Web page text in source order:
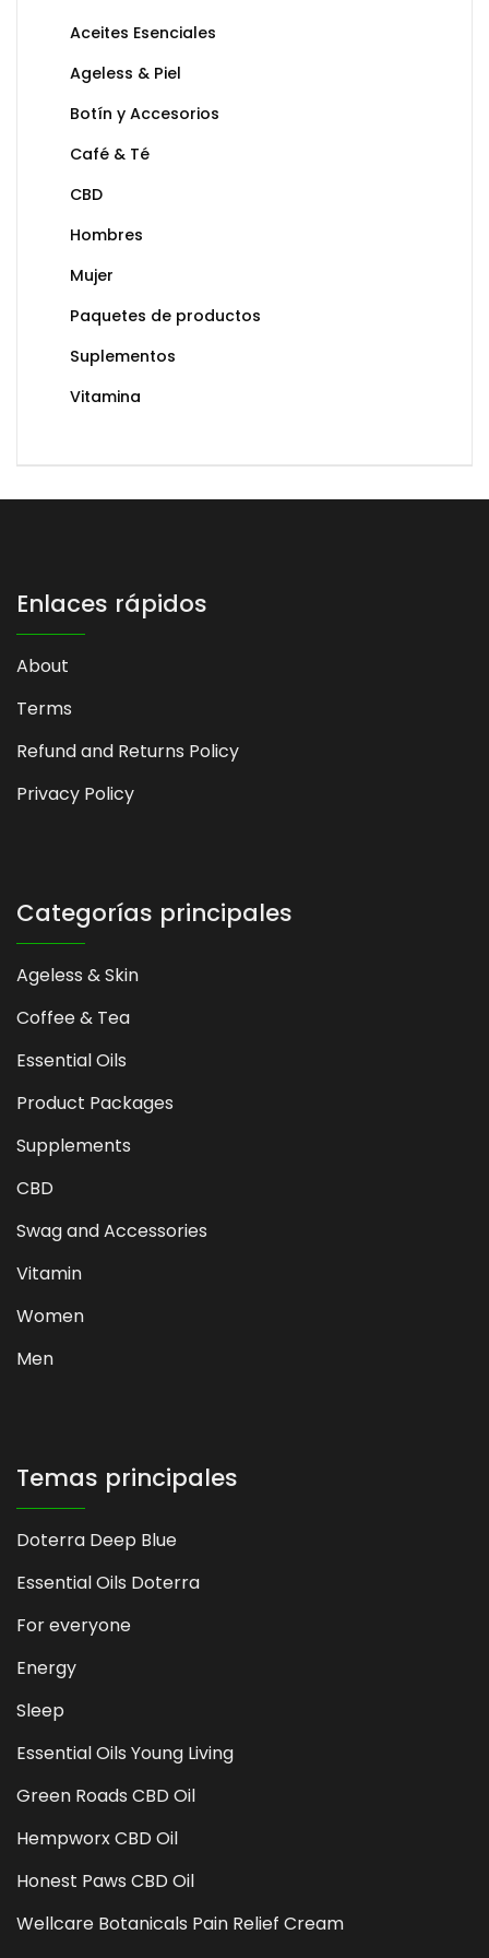
Aceites Esenciales
Ageless & Piel
Botín y Accesorios
Café & Té
CBD
Hombres
Mujer
Paquetes de productos
Suplementos
Vitamina
Enlaces rápidos
About
Terms
Refund and Returns Policy
Privacy Policy
Categorías principales
Ageless & Skin
Coffee & Tea
Essential Oils
Product Packages
Supplements
CBD
Swag and Accessories
Vitamin
Women
Men
Temas principales
Doterra Deep Blue
Essential Oils Doterra
For everyone
Energy
Sleep
Essential Oils Young Living
Green Roads CBD Oil
Hempworx CBD Oil
Honest Paws CBD Oil
Wellcare Botanicals Pain Relief Cream